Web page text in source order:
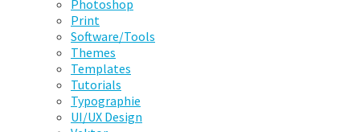
Photoshop
Print
Software/Tools
Themes
Templates
Tutorials
Typographie
UI/UX Design